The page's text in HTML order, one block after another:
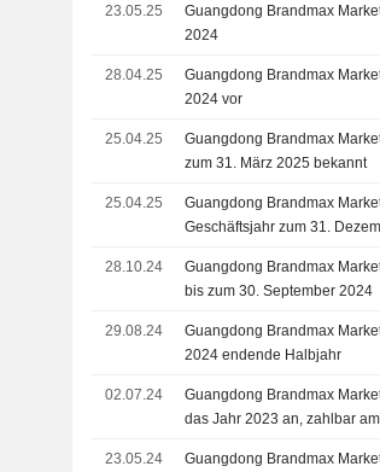
23.05.25
Guangdong Brandmax
2024
28.04.25
Guangdong Brandmax
2024 vor
25.04.25
Guangdong Brandmax
zum 31. März 2025 bekannt
25.04.25
Guangdong Brandmax
Geschäftsjahr zum 31.
28.10.24
Guangdong Brandmax
bis zum 30. September 2024
29.08.24
Guangdong Brandmax
2024 endende Halbjahr
02.07.24
Guangdong Brandmax
das Jahr 2023 an, zahlbar
23.05.24
Guangdong Brandmax